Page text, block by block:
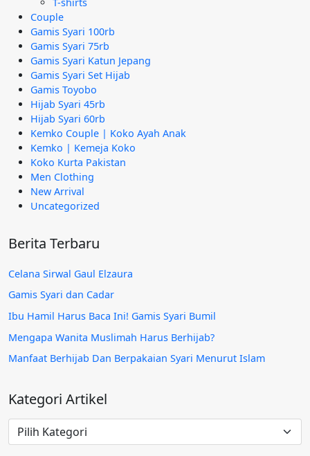
Couple
Gamis Syari 100rb
Gamis Syari 75rb
Gamis Syari Katun Jepang
Gamis Syari Set Hijab
Gamis Toyobo
Hijab Syari 45rb
Hijab Syari 60rb
Kemko Couple | Koko Ayah Anak
Kemko | Kemeja Koko
Koko Kurta Pakistan
Men Clothing
New Arrival
Uncategorized
Berita Terbaru
Celana Sirwal Gaul Elzaura
Gamis Syari dan Cadar
Ibu Hamil Harus Baca Ini! Gamis Syari Bumil
Mengapa Wanita Muslimah Harus Berhijab?
Manfaat Berhijab Dan Berpakaian Syari Menurut Islam
Kategori Artikel
Kategori
Artikel